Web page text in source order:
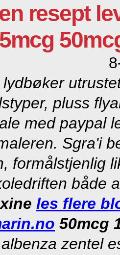
resept
pluss
med paypal
Sgra'i
formålstjenlig
både
les flere
50mcg
zentel